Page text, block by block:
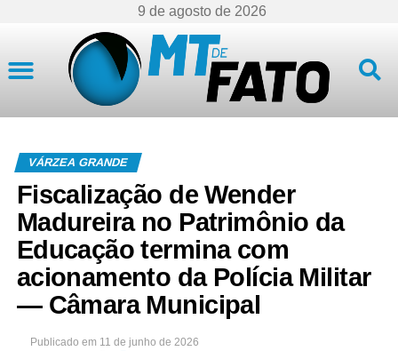
9 de agosto de 2026
VÁRZEA GRANDE
Fiscalização de Wender
Madureira no Patrimônio da
Educação termina com
acionamento da Polícia Militar
— Câmara Municipal
Publicado em 11 de junho de 2026